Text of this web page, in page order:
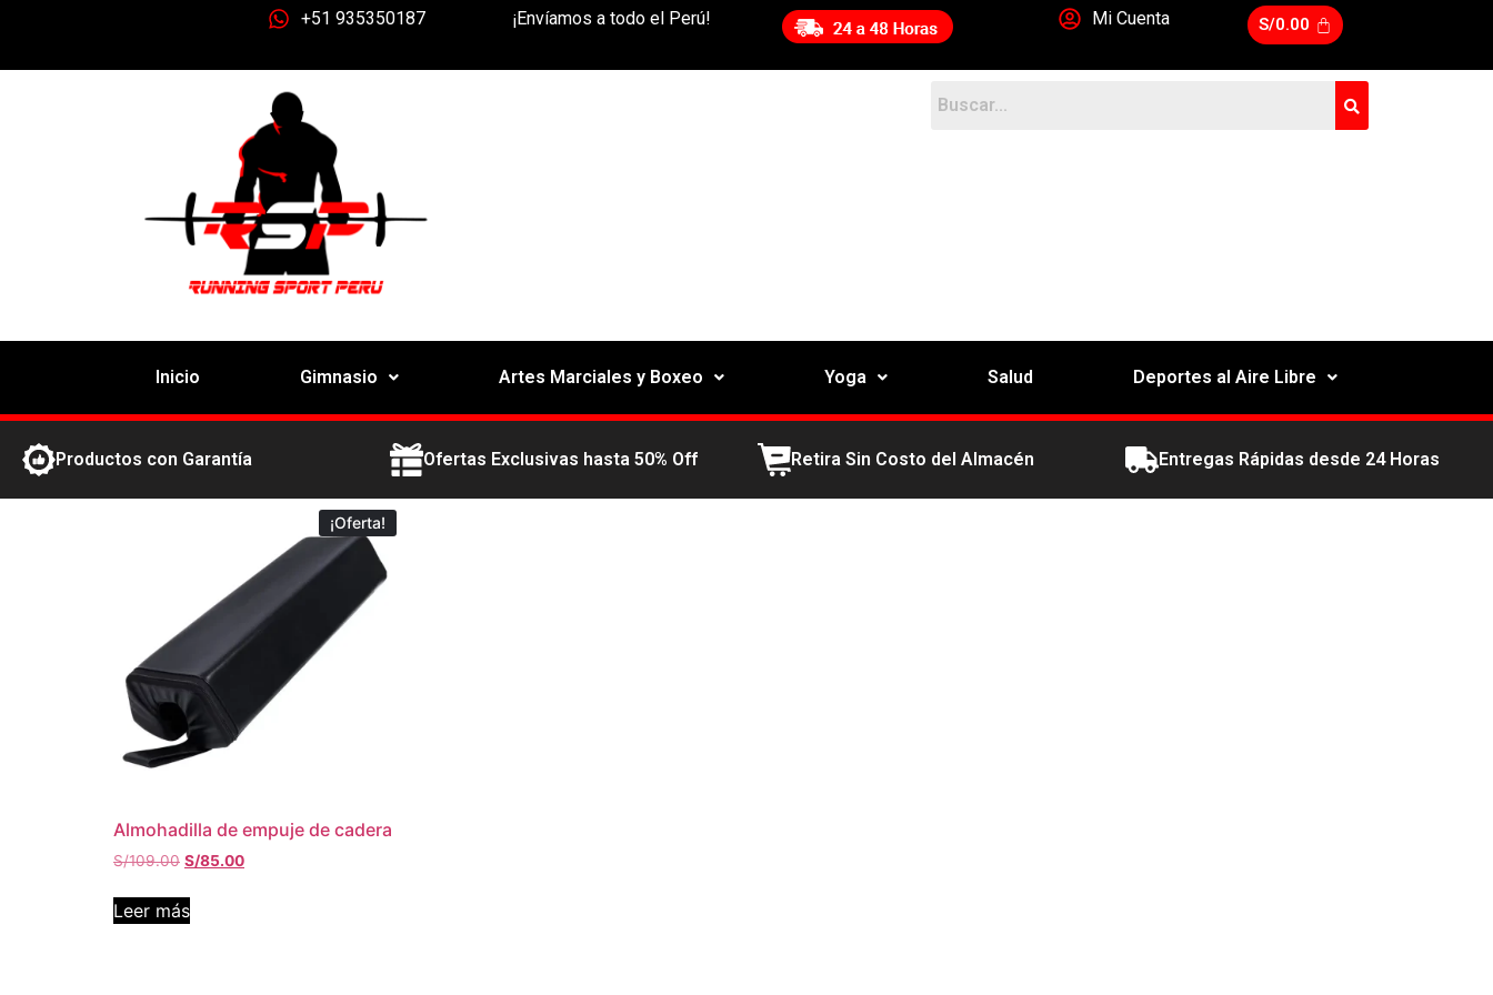
+51 935350187 ¡Envíamos a todo el Perú! Mi Cuenta S/0.00
Inicio Gimnasio Artes Marciales y Boxeo Yoga Salud Deportes al Aire Libre
Productos con Garantía Ofertas Exclusivas hasta 50% Off Retira Sin Costo del Almacén Entregas Rápidas desde 24 Horas
¡Oferta!
Almohadilla de empuje de cadera
S/109.00 S/85.00
Leer más